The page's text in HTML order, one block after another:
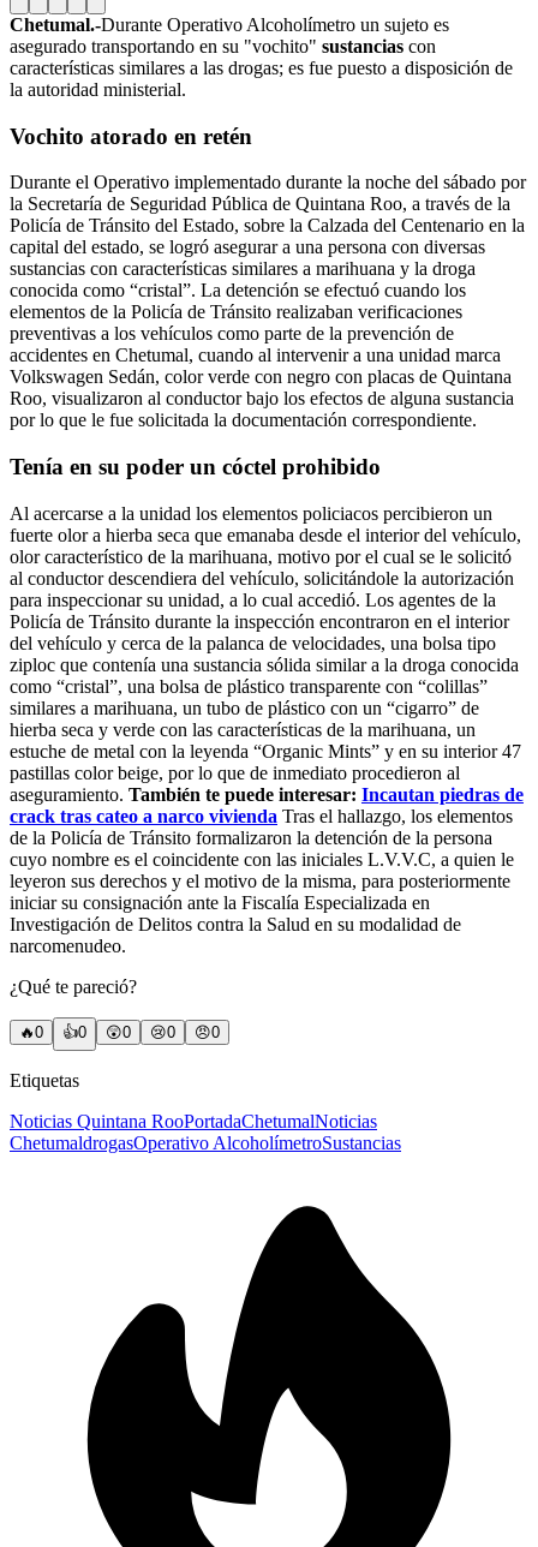
Chetumal.-Durante Operativo Alcoholímetro un sujeto es
asegurado transportando en su "vochito" sustancias con
características similares a las drogas; es fue puesto a disposición de
la autoridad ministerial.
Vochito atorado en retén
Durante el Operativo implementado durante la noche del sábado por
la Secretaría de Seguridad Pública de Quintana Roo, a través de la
Policía de Tránsito del Estado, sobre la Calzada del Centenario en la
capital del estado, se logró asegurar a una persona con diversas
sustancias con características similares a marihuana y la droga
conocida como “cristal”. La detención se efectuó cuando los
elementos de la Policía de Tránsito realizaban verificaciones
preventivas a los vehículos como parte de la prevención de
accidentes en Chetumal, cuando al intervenir a una unidad marca
Volkswagen Sedán, color verde con negro con placas de Quintana
Roo, visualizaron al conductor bajo los efectos de alguna sustancia
por lo que le fue solicitada la documentación correspondiente.
Tenía en su poder un cóctel prohibido
Al acercarse a la unidad los elementos policiacos percibieron un
fuerte olor a hierba seca que emanaba desde el interior del vehículo,
olor característico de la marihuana, motivo por el cual se le solicitó
al conductor descendiera del vehículo, solicitándole la autorización
para inspeccionar su unidad, a lo cual accedió. Los agentes de la
Policía de Tránsito durante la inspección encontraron en el interior
del vehículo y cerca de la palanca de velocidades, una bolsa tipo
ziploc que contenía una sustancia sólida similar a la droga conocida
como “cristal”, una bolsa de plástico transparente con “colillas”
similares a marihuana, un tubo de plástico con un “cigarro” de
hierba seca y verde con las características de la marihuana, un
estuche de metal con la leyenda “Organic Mints” y en su interior 47
pastillas color beige, por lo que de inmediato procedieron al
aseguramiento. También te puede interesar: Incautan piedras de
crack tras cateo a narco vivienda Tras el hallazgo, los elementos
de la Policía de Tránsito formalizaron la detención de la persona
cuyo nombre es el coincidente con las iniciales L.V.V.C, a quien le
leyeron sus derechos y el motivo de la misma, para posteriormente
iniciar su consignación ante la Fiscalía Especializada en
Investigación de Delitos contra la Salud en su modalidad de
narcomenudeo.
¿Qué te pareció?
🔥0 👍0 😲0 😢0 😠0
Etiquetas
Noticias Quintana RooPortadaChetumalNoticias
ChetumaldrogasOperativo AlcoholímetroSustancias